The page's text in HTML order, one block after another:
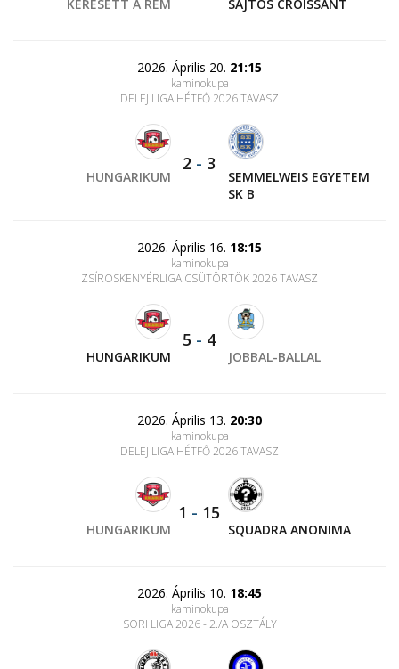
KERESETT A RÉM SAJTOS CROISSANT
2026. Április 20. 21:15
kaminokupa
DELEJ LIGA HÉTFŐ 2026 TAVASZ
HUNGARIKUM
2 - 3
SEMMELWEIS EGYETEM
SK B
2026. Április 16. 18:15
kaminokupa
ZSÍROSKENYÉRLIGA CSÜTÖRTÖK 2026 TAVASZ
HUNGARIKUM
5 - 4
JOBBAL-BALLAL
2026. Április 13. 20:30
kaminokupa
DELEJ LIGA HÉTFŐ 2026 TAVASZ
HUNGARIKUM
1 - 15
SQUADRA ANONIMA
2026. Április 10. 18:45
kaminokupa
SORI LIGA 2026 - 2./A OSZTÁLY